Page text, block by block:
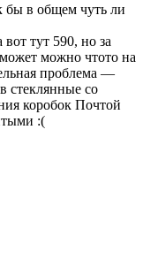
бы в общем чуть ли
вот тут 590, но за
можно чтото на
проблема —
стеклянные со
коробок Почтой
:(